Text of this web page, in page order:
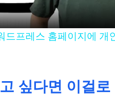
a
V
드프레스 홈페이지에 개
싶다면 이걸로